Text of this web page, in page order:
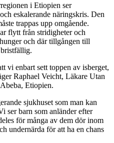
i Etiopien ser
eskalerande näringskris. Den
trappas upp omgående.
flytt från stridigheter och
och där tillgången till
vi enbart sett toppen av isberget,
Raphael Veicht, Läkare Utan
Etiopien.
sjukhuset som man kan
ser barn som anländer efter
för många av dem dör inom
undernärda för att ha en chans